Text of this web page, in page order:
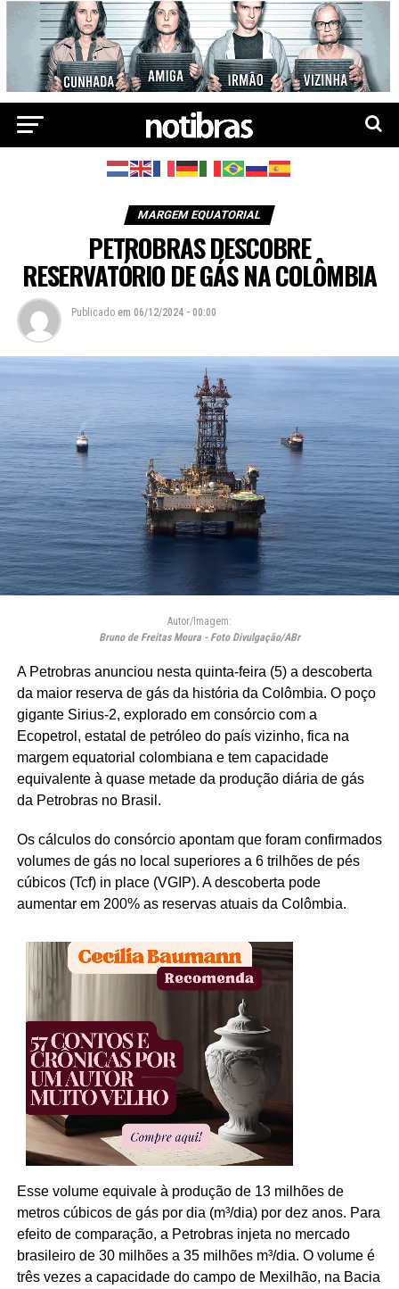
MARGEM EQUATORIAL
PETROBRAS DESCOBRE
RESERVATÓRIO DE GÁS NA COLÔMBIA
Publicado em 06/12/2024 - 00:00
Autor/Imagem:
Bruno de Freitas Moura - Foto Divulgação/ABr
A Petrobras anunciou nesta quinta-feira (5) a descoberta
da maior reserva de gás da história da Colômbia. O poço
gigante Sirius-2, explorado em consórcio com a
Ecopetrol, estatal de petróleo do país vizinho, fica na
margem equatorial colombiana e tem capacidade
equivalente à quase metade da produção diária de gás
da Petrobras no Brasil.
Os cálculos do consórcio apontam que foram confirmados
volumes de gás no local superiores a 6 trilhões de pés
cúbicos (Tcf) in place (VGIP). A descoberta pode
aumentar em 200% as reservas atuais da Colômbia.
Esse volume equivale à produção de 13 milhões de
metros cúbicos de gás por dia (m³/dia) por dez anos. Para
efeito de comparação, a Petrobras injeta no mercado
brasileiro de 30 milhões a 35 milhões m³/dia. O volume é
três vezes a capacidade do campo de Mexilhão, na Bacia